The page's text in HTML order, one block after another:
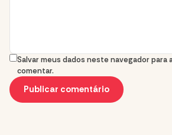
Salvar meus dados neste navegador para
comentar.